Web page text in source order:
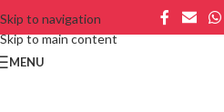
Skip to navigation
Skip to main content
MENU